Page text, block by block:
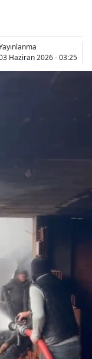
Haziran 2026 - 03:25